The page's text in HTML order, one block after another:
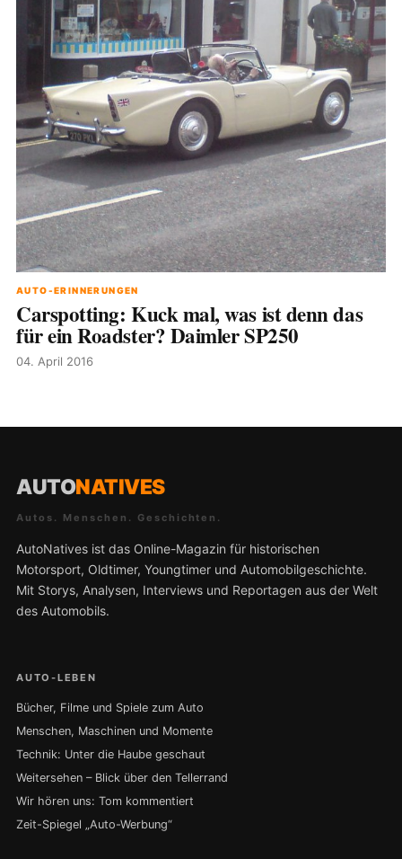
AUTO-ERINNERUNGEN
Carspotting: Kuck mal, was ist denn das
für ein Roadster? Daimler SP250
04. April 2016
AUTONATIVES
Autos. Menschen. Geschichten.
AutoNatives ist das Online-Magazin für historischen
Motorsport, Oldtimer, Youngtimer und Automobilgeschichte.
Mit Storys, Analysen, Interviews und Reportagen aus der Welt
des Automobils.
AUTO-LEBEN
Bücher, Filme und Spiele zum Auto
Menschen, Maschinen und Momente
Technik: Unter die Haube geschaut
Weitersehen – Blick über den Tellerrand
Wir hören uns: Tom kommentiert
Zeit-Spiegel „Auto-Werbung“